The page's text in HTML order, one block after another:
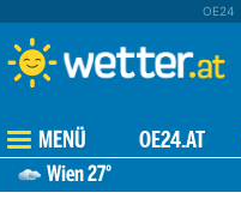
OE24
MENÜ OE24.AT
Wien27°